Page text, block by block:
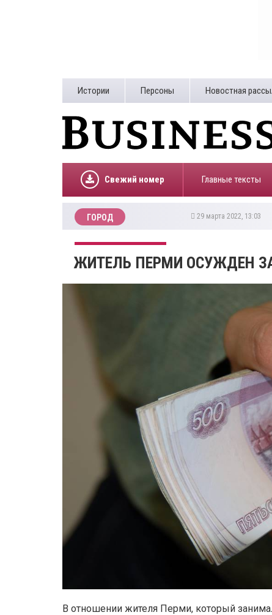
Истории Персоны Новостная
Свежий номер Главные тексты
ГОРОД 29 марта 2022, 13:03
ЖИТЕЛЬ ПЕРМИ ОСУЖДЕН
В отношении жителя Перми, который